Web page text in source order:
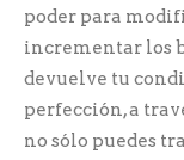
poder para
incrementar los
devuelve tu
perfección, a
no sólo puedes